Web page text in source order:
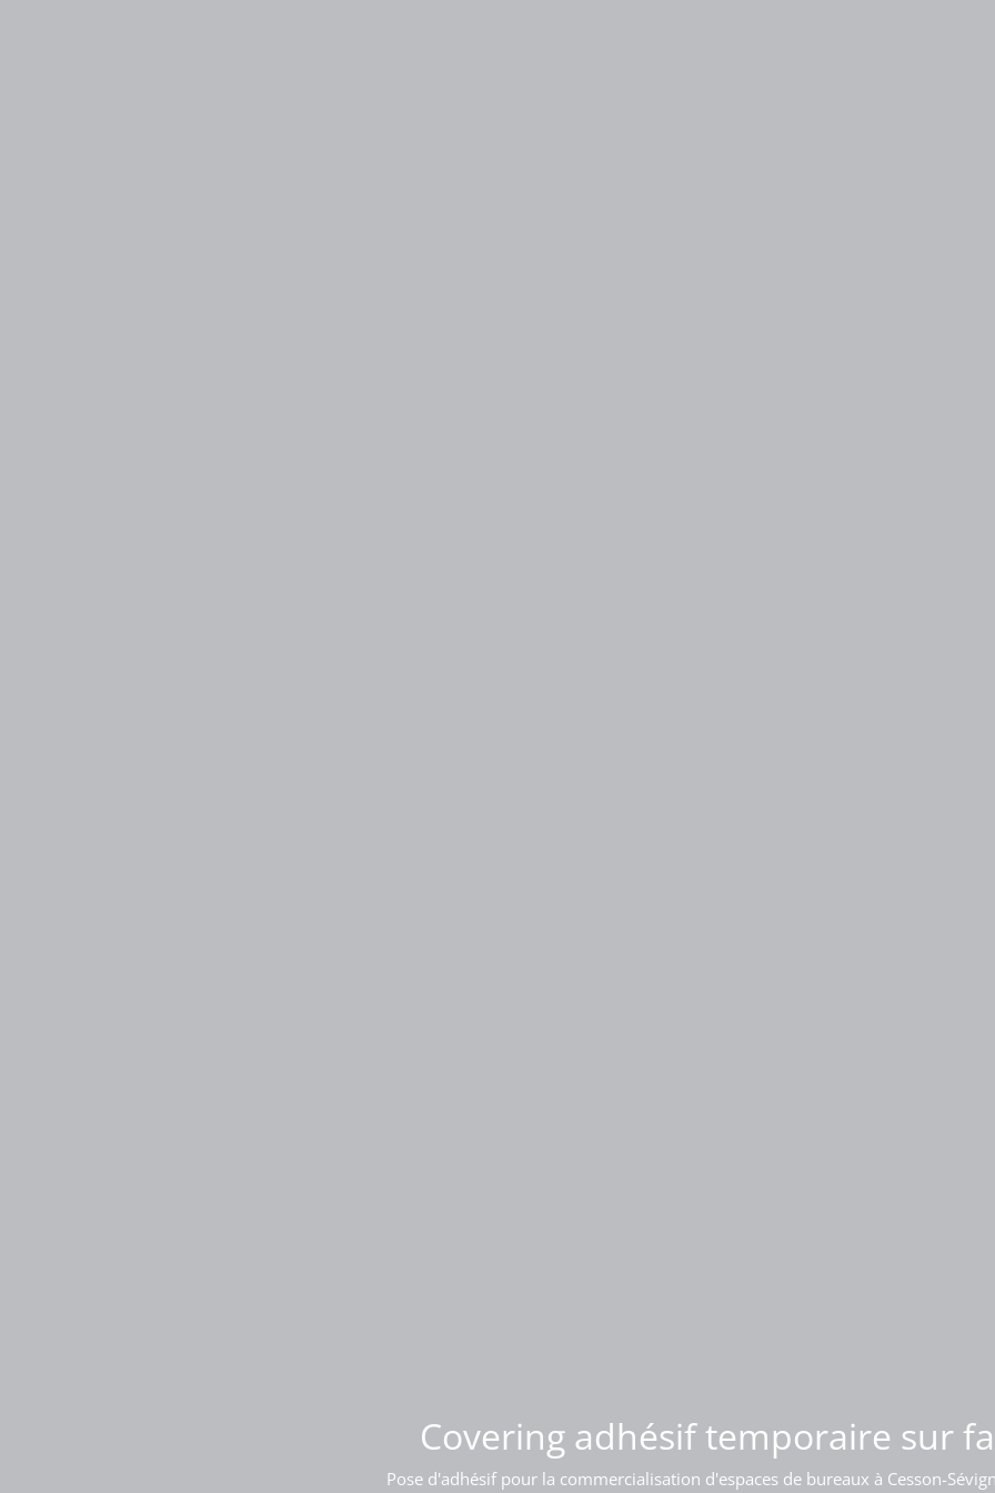
Covering adhésif temporaire sur
Pose d'adhésif pour la commercialisation d'espaces de bureaux à Cesson-
Pose d'enseigne lumineuse sur
Pose d'une enseigne sur l'acrotère d'un bâtiment à Bordeaux